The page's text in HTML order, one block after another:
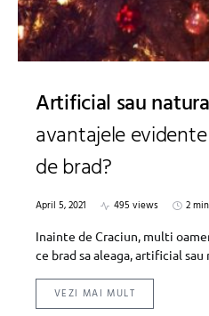
Artificial sau
avantajele
de brad?
April 5, 2021 495 views
2
Inainte de Craciun, multi
ce brad sa aleaga, artificial
VEZI MAI MULT